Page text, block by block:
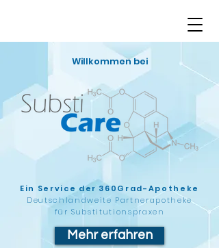
Willkommen bei
Ein Service der 360Grad-Apotheke
Deutschlandweite Partnerapotheke
für Substitutionspraxen
Mehr erfahren